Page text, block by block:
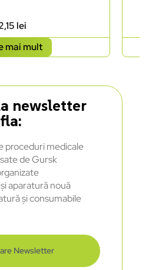
lei
mai mult
newsletter
proceduri medicale
de Gursk
aparatură nouă
și consumabile
Newsletter